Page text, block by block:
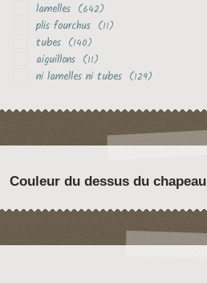
lamelles (642)
plis fourchus (11)
tubes (140)
aiguillons (11)
ni lamelles ni tubes (129)
Couleur du dessus du chapeau